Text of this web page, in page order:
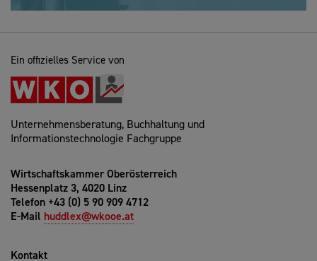
Ein offizielles Service von
Unternehmensberatung, Buchhaltung und
Informationstechnologie Fachgruppe
Wirtschaftskammer Oberösterreich
Hessenplatz 3, 4020 Linz
Telefon +43 (0) 5 90 909 4712
E-Mail huddlex@wkooe.at
Kontakt